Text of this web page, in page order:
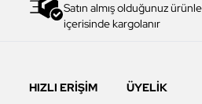
Satın almış olduğunuz
içerisinde kargolanır
HIZLI ERİŞİM
ÜYELİK